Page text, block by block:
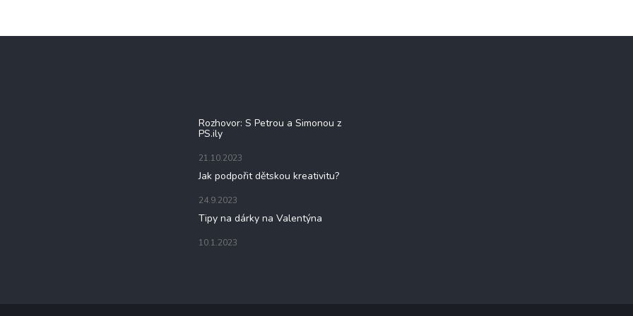
Rozhovor: S Petrou a Simonou z
PS.ily
21.10.2023
Jak podpořit dětskou kreativitu?
24.9.2023
Tipy na dárky na Valentýna
10.1.2023